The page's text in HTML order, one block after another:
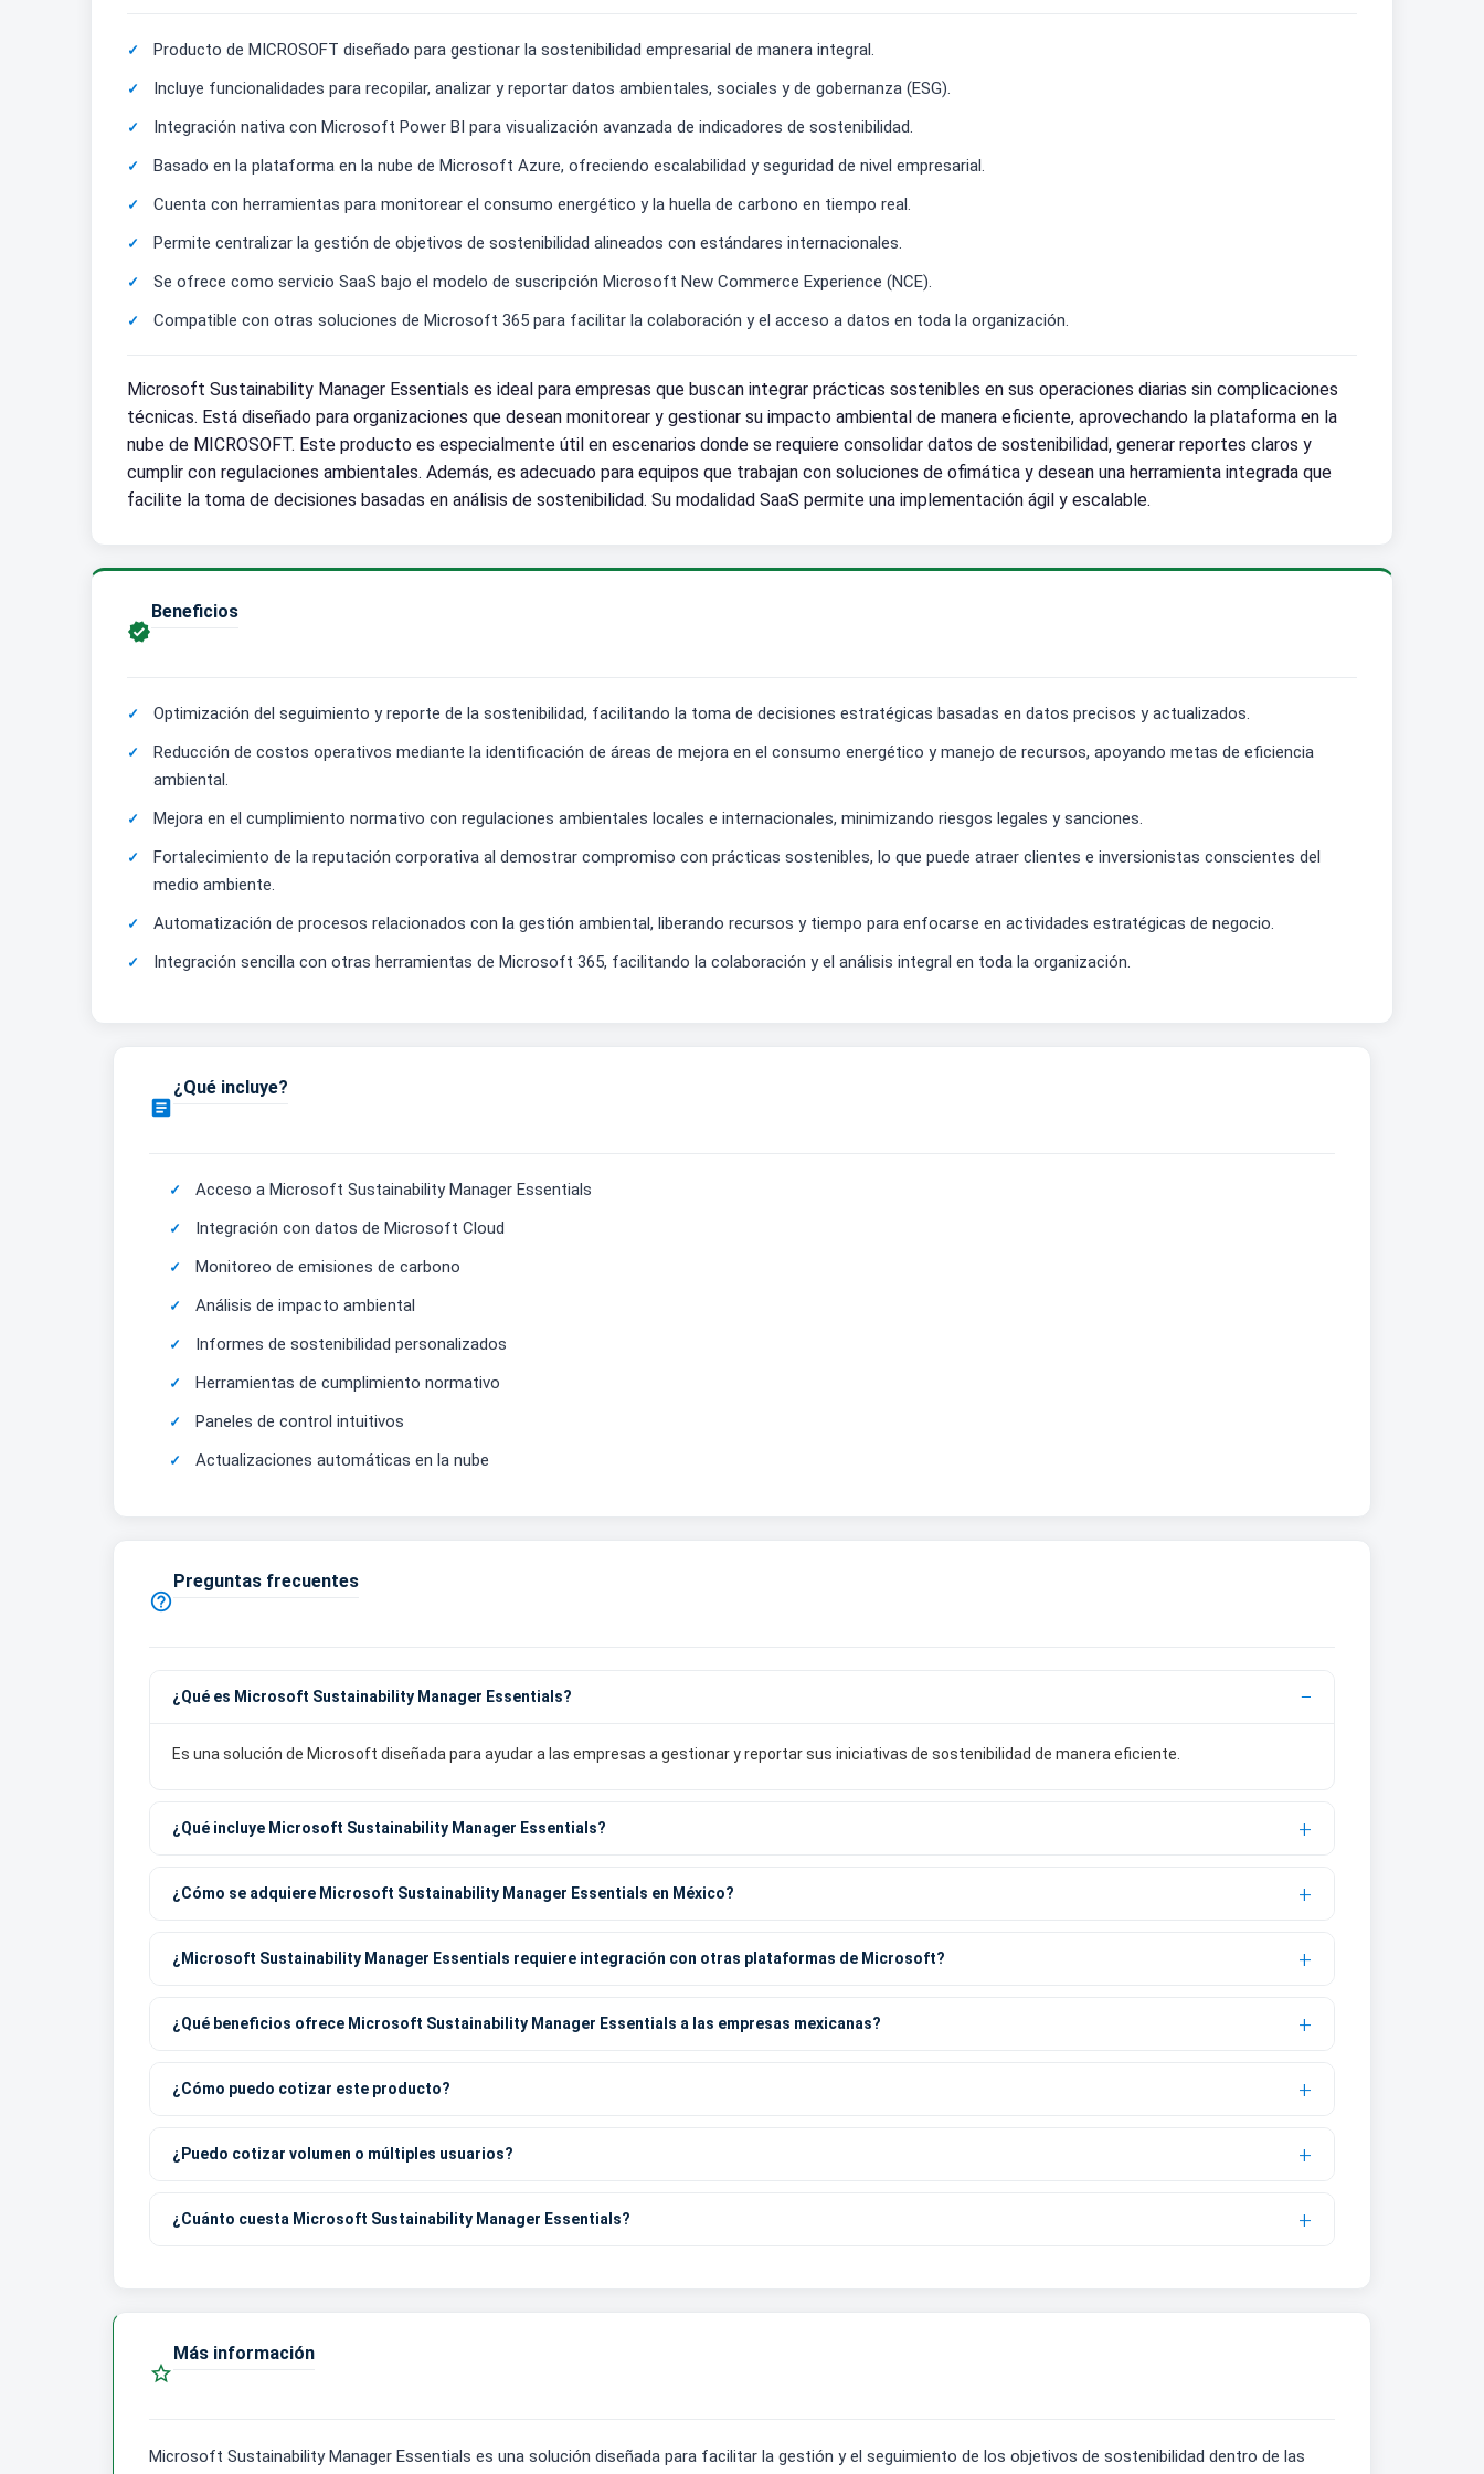
Producto de MICROSOFT diseñado para gestionar la sostenibilidad empresarial de manera integral.
Incluye funcionalidades para recopilar, analizar y reportar datos ambientales, sociales y de gobernanza (ESG).
Integración nativa con Microsoft Power BI para visualización avanzada de indicadores de sostenibilidad.
Basado en la plataforma en la nube de Microsoft Azure, ofreciendo escalabilidad y seguridad de nivel empresarial.
Cuenta con herramientas para monitorear el consumo energético y la huella de carbono en tiempo real.
Permite centralizar la gestión de objetivos de sostenibilidad alineados con estándares internacionales.
Se ofrece como servicio SaaS bajo el modelo de suscripción Microsoft New Commerce Experience (NCE).
Compatible con otras soluciones de Microsoft 365 para facilitar la colaboración y el acceso a datos en toda la organización.
Microsoft Sustainability Manager Essentials es ideal para empresas que buscan integrar prácticas sostenibles en sus operaciones diarias sin complicaciones
técnicas. Está diseñado para organizaciones que desean monitorear y gestionar su impacto ambiental de manera eficiente, aprovechando la plataforma en la
nube de MICROSOFT. Este producto es especialmente útil en escenarios donde se requiere consolidar datos de sostenibilidad, generar reportes claros y
cumplir con regulaciones ambientales. Además, es adecuado para equipos que trabajan con soluciones de ofimática y desean una herramienta integrada que
facilite la toma de decisiones basadas en análisis de sostenibilidad. Su modalidad SaaS permite una implementación ágil y escalable.

Beneficios
Optimización del seguimiento y reporte de la sostenibilidad, facilitando la toma de decisiones estratégicas basadas en datos precisos y actualizados.
Reducción de costos operativos mediante la identificación de áreas de mejora en el consumo energético y manejo de recursos, apoyando metas de eficiencia
ambiental.
Mejora en el cumplimiento normativo con regulaciones ambientales locales e internacionales, minimizando riesgos legales y sanciones.
Fortalecimiento de la reputación corporativa al demostrar compromiso con prácticas sostenibles, lo que puede atraer clientes e inversionistas conscientes del
medio ambiente.
Automatización de procesos relacionados con la gestión ambiental, liberando recursos y tiempo para enfocarse en actividades estratégicas de negocio.
Integración sencilla con otras herramientas de Microsoft 365, facilitando la colaboración y el análisis integral en toda la organización.

¿Qué incluye?
Acceso a Microsoft Sustainability Manager Essentials
Integración con datos de Microsoft Cloud
Monitoreo de emisiones de carbono
Análisis de impacto ambiental
Informes de sostenibilidad personalizados
Herramientas de cumplimiento normativo
Paneles de control intuitivos
Actualizaciones automáticas en la nube

Preguntas frecuentes
¿Qué es Microsoft Sustainability Manager Essentials?
Es una solución de Microsoft diseñada para ayudar a las empresas a gestionar y reportar sus iniciativas de sostenibilidad de manera eficiente.
¿Qué incluye Microsoft Sustainability Manager Essentials?
¿Cómo se adquiere Microsoft Sustainability Manager Essentials en México?
¿Microsoft Sustainability Manager Essentials requiere integración con otras plataformas de Microsoft?
¿Qué beneficios ofrece Microsoft Sustainability Manager Essentials a las empresas mexicanas?
¿Cómo puedo cotizar este producto?
¿Puedo cotizar volumen o múltiples usuarios?
¿Cuánto cuesta Microsoft Sustainability Manager Essentials?

Más información
Microsoft Sustainability Manager Essentials es una solución diseñada para facilitar la gestión y el seguimiento de los objetivos de sostenibilidad dentro de las